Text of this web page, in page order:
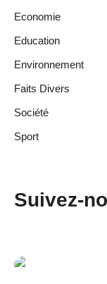
Economie
Education
Environnement
Faits Divers
Société
Sport
Suivez-